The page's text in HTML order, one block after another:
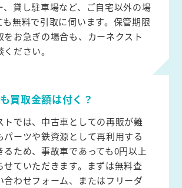
、貸し駐車場など、ご自宅以外の場
も無料で引取に伺います。保管期限
をお急ぎの場合も、カーネクスト
ださい。
買取金額は付く？
トでは、中古車としての再販が難
パーツや鉄資源として再利用する
るため、事故車であっても0円以上
せていただきます。まずは無料査
合わせフォーム、またはフリーダ